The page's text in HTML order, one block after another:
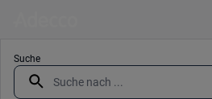
Suche